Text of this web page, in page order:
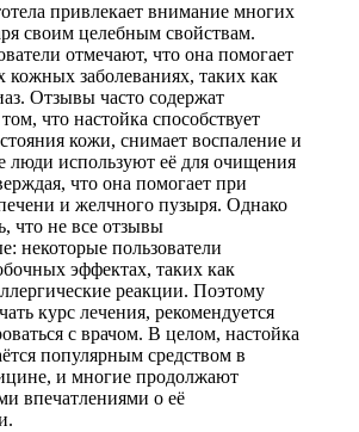
привлекает внимание многих
своим целебным свойствам.
отмечают, что она помогает
кожных заболеваниях, таких как
Отзывы часто содержат
что настойка способствует
кожи, снимает воспаление и
люди используют её для очищения
что она помогает при
и желчного пузыря. Однако
что не все отзывы
некоторые пользователи
эффектах, таких как
реакции. Поэтому
курс лечения, рекомендуется
с врачом. В целом, настойка
популярным средством в
и многие продолжают
впечатлениями о её